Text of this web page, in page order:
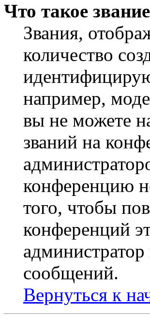
Что такое
Звания,
количество
например,
вы не можете
званий на
конференцию
того, чтобы
конференций
администратор
сообщений.
Вернуться к